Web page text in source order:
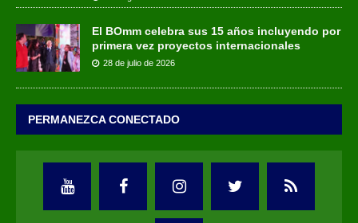
El BOmm celebra sus 15 años incluyendo por
primera vez proyectos internacionales
28 de julio de 2026
PERMANEZCA CONECTADO